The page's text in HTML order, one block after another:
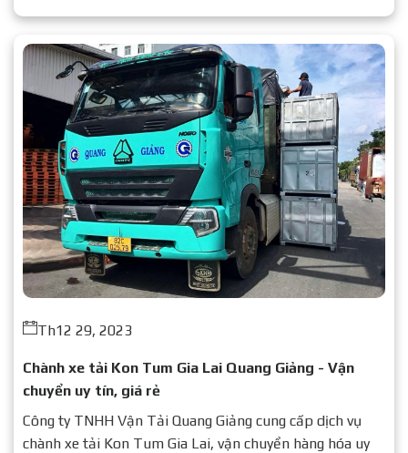
Th12 29, 2023
Chành xe tải Kon Tum Gia Lai Quang Giảng - Vận
chuyển uy tín, giá rẻ
Công ty TNHH Vận Tải Quang Giảng cung cấp dịch vụ
chành xe tải Kon Tum Gia Lai, vận chuyển hàng hóa uy